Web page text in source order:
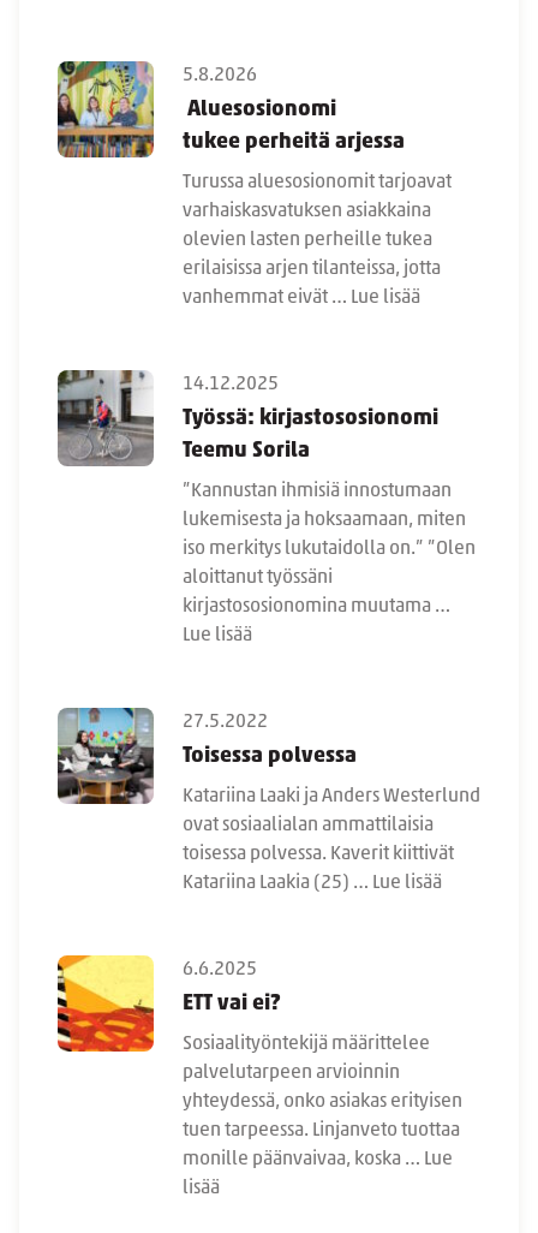
5.8.2026
Aluesosionomi
tukee perheitä arjessa
Turussa aluesosionomit tarjoavat
varhaiskasvatuksen asiakkaina
olevien lasten perheille tukea
erilaisissa arjen tilanteissa, jotta
vanhemmat eivät … Lue lisää
14.12.2025
Työssä: kirjastososionomi
Teemu Sorila
”Kannustan ihmisiä innostumaan
lukemisesta ja hoksaamaan, miten
iso merkitys lukutaidolla on.” ”Olen
aloittanut työssäni
kirjastososionomina muutama …
Lue lisää
27.5.2022
Toisessa polvessa
Katariina Laaki ja Anders Westerlund
ovat sosiaalialan ammattilaisia
toisessa polvessa. Kaverit kiittivät
Katariina Laakia (25) … Lue lisää
6.6.2025
ETT vai ei?
Sosiaalityöntekijä määrittelee
palvelutarpeen arvioinnin
yhteydessä, onko asiakas erityisen
tuen tarpeessa. Linjanveto tuottaa
monille päänvaivaa, koska … Lue
lisää